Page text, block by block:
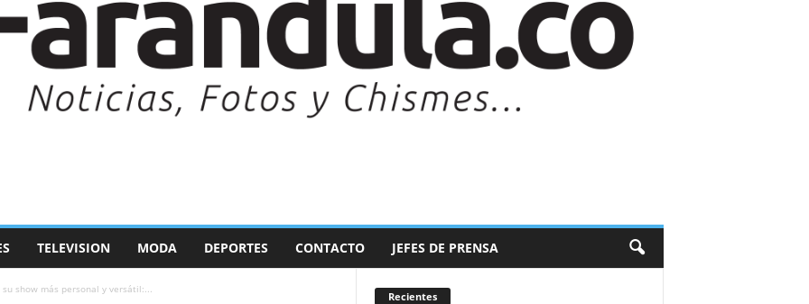
TELEVISION MODA DEPORTES CONTACTO JEFES DE PRENSA
show más personal y versátil:...
Recientes